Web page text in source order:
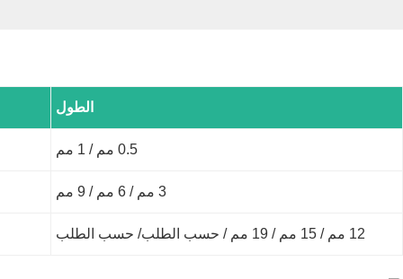
الطول
0.5 مم / 1 مم
3 مم / 6 مم / 9 مم
12 مم / 15 مم / 19 مم / حسب الطلب/ حسب الطلب